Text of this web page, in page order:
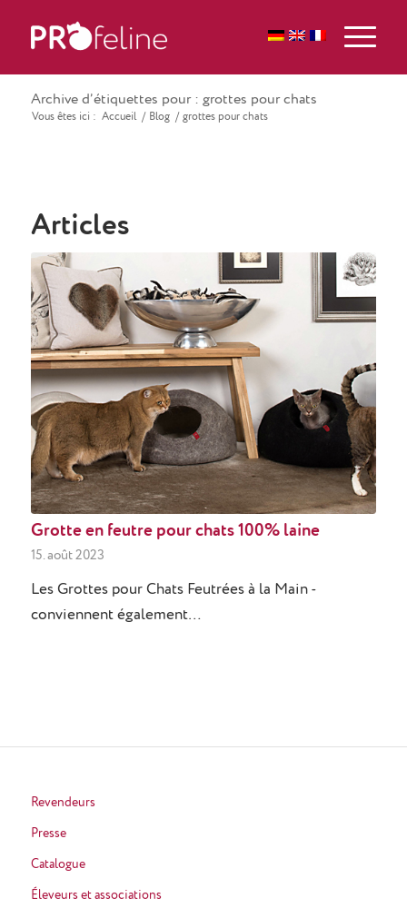
Archive d’étiquettes pour : grottes pour chats
Vous êtes ici : Accueil / Blog / grottes pour chats
Articles
Grotte en feutre pour chats 100% laine
15. août 2023
Les Grottes pour Chats Feutrées à la Main -
conviennent également…
Revendeurs
Presse
Catalogue
Éleveurs et associations